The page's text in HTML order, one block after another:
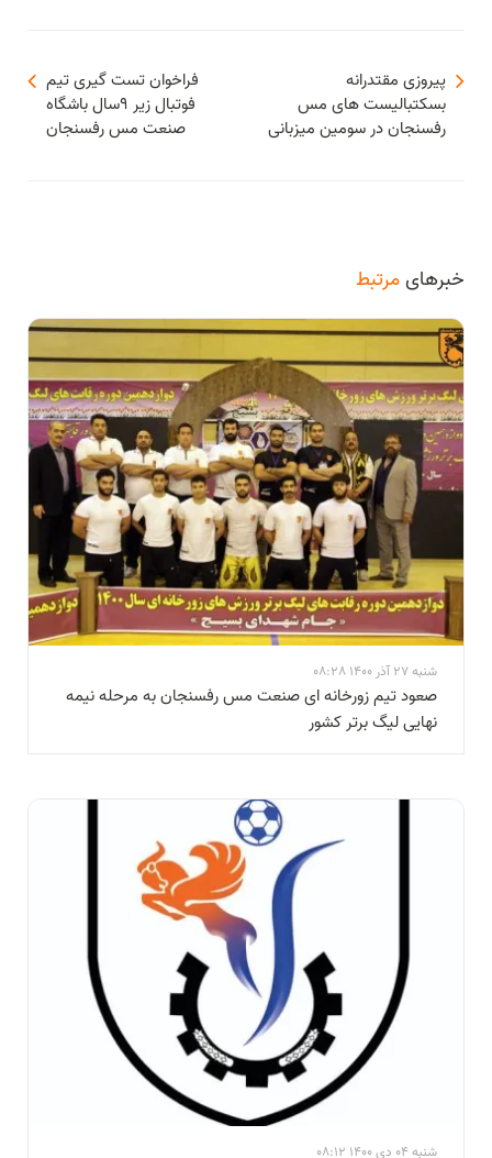
فراخوان تست گیری تیم
فوتبال زیر ۹سال باشگاه
صنعت مس رفسنجان
پیروزی مقتدرانه
بسکتبالیست های مس
رفسنجان در سومین میزبانی
خبرهایمرتبط
شنبه 27 آذر 1400 08:28
صعود تیم زورخانه ای صنعت مس رفسنجان به مرحله نیمه
نهایی لیگ برتر کشور
شنبه 04 دی 1400 08:12